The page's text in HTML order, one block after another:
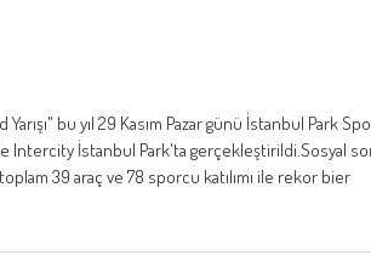
bu yıl 29 Kasım Pazar günü İstanbul Park
ile Intercity İstanbul Park'ta gerçekleştirildi.Sosyal
39 araç ve 78 sporcu katılımı ile rekor bier